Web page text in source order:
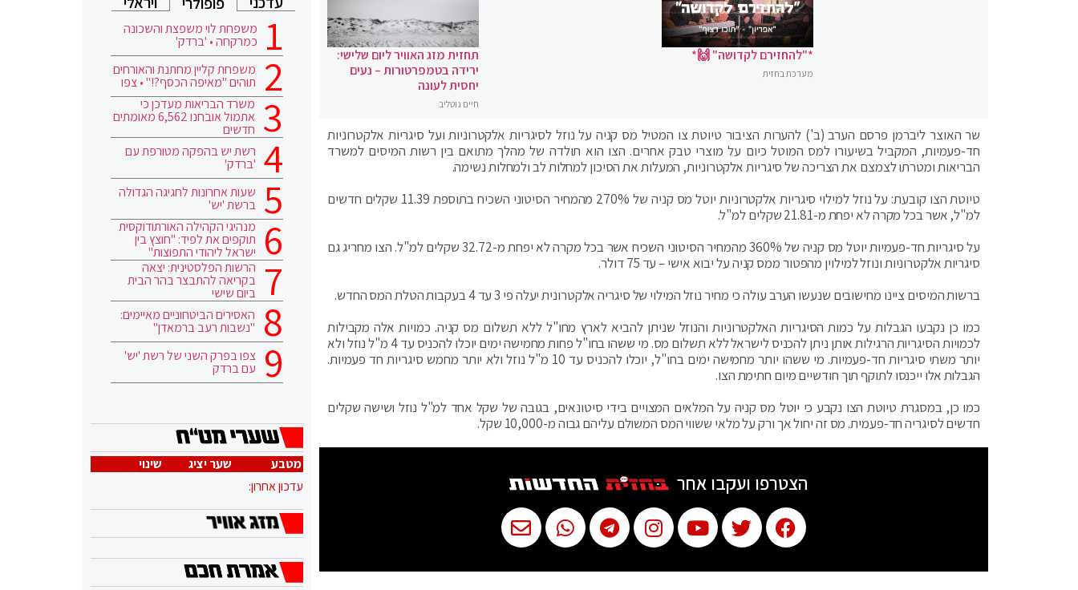
*"להחזירם לקדושה" 🙌*
מערכת בחזית
תחזית מזג האוויר ליום שלישי:
ירידה בטמפרטורות – נעים
יחסית לעונה
חיים גוטליב
שר האוצר ליברמן פרסם הערב (ב') להערות הציבור טיוטת צו המטיל מס קניה על נוזל לסיגריות אלקטרוניות ועל סיגריות אלקטרוניות
חד-פעמיות, המקביל בשיעורו למס המוטל כיום על מוצרי טבק אחרים. הצו הוא תולדה של מהלך מתואם בין רשות המיסים למשרד
הבריאות ומטרתו לצמצם את הצריכה של סיגריות אלקטרוניות, המעלות את הסיכון למחלות לב ולמחלות נשימה.
טיוטת הצו קובעת: על נוזל למילוי סיגריות אלקטרוניות יוטל מס קניה של 270% מהמחיר הסיטוני השכיח בתוספת 11.39 שקלים חדשים
למ"ל, אשר בכל מקרה לא יפחת מ-21.81 שקלים למ"ל.
על סיגריות חד-פעמיות יוטל מס קניה של 360% מהמחיר הסיטוני השכיח אשר בכל מקרה לא יפחת מ-32.72 שקלים למ"ל. הצו מחריג גם
סיגריות אלקטרוניות ונוזל למילוין מהפטור ממס קניה על יבוא אישי – עד 75 דולר.
ברשות המיסים ציינו מחישובים שנעשו הערב עולה כי מחיר נוזל המילוי של סיגריה אלקטרונית יעלה פי 3 עד 4 בעקבות הטלת המס החדש.
כמו כן נקבעו הגבלות על כמות הסיגריות האלקטרוניות והנוזל שניתן להביא לארץ מחו"ל ללא תשלום מס קניה. כמויות אלה מקבילות
לכמויות הסיגריות הרגילות אותן ניתן להכניס לישראל ללא תשלום מס. מי ששהו בחו"ל פחות מחמישה ימים יוכלו להכניס עד 4 מ"ל נוזל ולא
יותר משתי סיגריות חד-פעמיות. מי ששהו יותר מחמישה ימים בחו"ל, יוכלו להכניס עד 10 מ"ל נוזל ולא יותר מחמש סיגריות חד פעמיות.
הגבלות אלו ייכנסו לתוקף תוך חודשיים מיום חתימת הצו.
כמו כן, במסגרת טיוטת הצו נקבע כי יוטל מס קניה על המלאים המצויים בידי סיטונאים, בגובה של שקל אחד למ"ל נוזל ושישה שקלים
חדשים לסיגריה חד-פעמית. מס זה יחול אך ורק על מלאי ששווי המס המשולם עליהם גבוה מ-10,000 שקל.
הצטרפו ועקבו אחר
משפחת לוי משפצת והשכונה
כמרקחה • 'ברדק'
משפחת קליין מחתנת והאורחים
תוהים "מאיפה הכסף?!" • צפו
משרד הבריאות מעדכן כי
אתמול אובחנו 6,562 מאומתים
חדשים
רשת יש בהפקה מטורפת עם
'ברדק'
שעות אחרונות לחגיגה הגדולה
ברשת 'יש'
מנהיגי הקהילה האורתודוקסית
תוקפים את לפיד: "חוצץ בין
ישראל ליהודי התפוצות"
הרשות הפלסטינית: יצאה
בקריאה להתבצר בהר הבית
ביום שישי
האסירים הביטחוניים מאיימים:
"נשבות רעב ברמאדן"
צפו בפרק השני של רשת 'יש'
עם ברדק
מטבע שער יציג
שינוי
עדכון אחרון: